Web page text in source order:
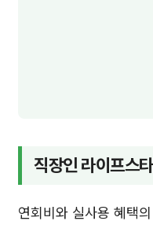
직장인 라이프스
연회비와 실사용 혜택